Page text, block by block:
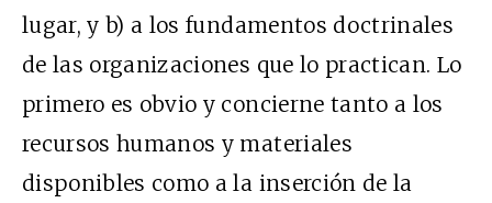
lugar, y b) a los fundamentos doctrinales
de las organizaciones que lo practican. Lo
primero es obvio y concierne tanto a los
recursos humanos y materiales
disponibles como a la inserción de la